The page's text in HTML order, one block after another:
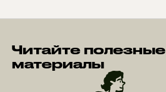
Читайте полезные
материалы